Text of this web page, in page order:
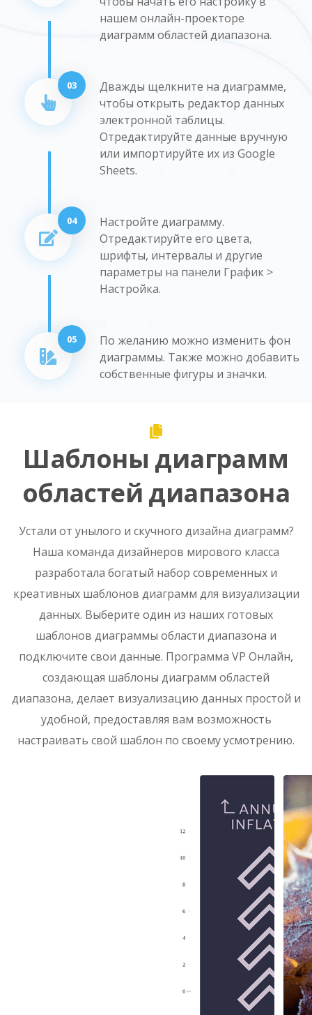
нашем онлайн-проекторе
диаграмм областей диапазона.
03
Дважды щелкните на диаграмме,
чтобы открыть редактор данных
электронной таблицы.
Отредактируйте данные вручную
или импортируйте их из Google
Sheets.
04
Настройте диаграмму.
Отредактируйте его цвета,
шрифты, интервалы и другие
параметры на панели График >
Настройка.
05
По желанию можно изменить фон
диаграммы. Также можно добавить
собственные фигуры и значки.
Шаблоны диаграмм
областей диапазона
Устали от унылого и скучного дизайна диаграмм?
Наша команда дизайнеров мирового класса
разработала богатый набор современных и
креативных шаблонов диаграмм для визуализации
данных. Выберите один из наших готовых
шаблонов диаграммы области диапазона и
подключите свои данные. Программа VP Онлайн,
создающая шаблоны диаграмм областей
диапазона, делает визуализацию данных простой и
удобной, предоставляя вам возможность
настраивать свой шаблон по своему усмотрению.